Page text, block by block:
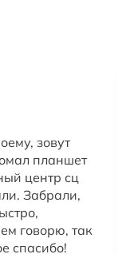
зовут
планшет
центр сц
Забрали,
говорю, так
спасибо!